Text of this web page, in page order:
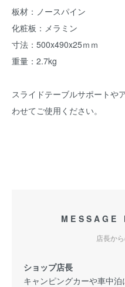
板材：ノースパイン
化粧板：メラミン
寸法：500x490x25ｍｍ
重量：2.7kg
スライドテーブルサポートや
わせてご使用ください。
MESSAGE
店長か
ショップ店長
キャンピングカーや車中